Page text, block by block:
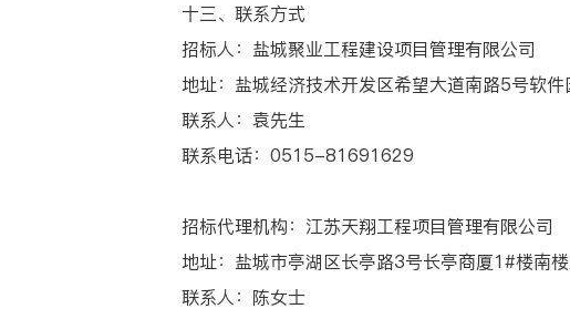
十三、联系方式
招标人：盐城聚业工程建设项目管理有限公司
地址：盐城经济技术开发区希望大道南路5号软件
联系人：袁先生
联系电话：0515-81691629
招标代理机构：江苏天翔工程项目管理有限公司
地址：盐城市亭湖区长亭路3号长亭商厦1#楼南
联系人：陈女士